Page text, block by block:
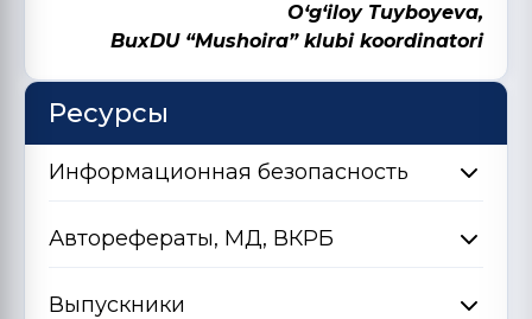
O‘g‘iloy Tuyboyeva,
BuxDU “Mushoira” klubi koordinatori
Ресурсы
Информационная безопасность
Авторефераты, МД, ВКРБ
Выпускники